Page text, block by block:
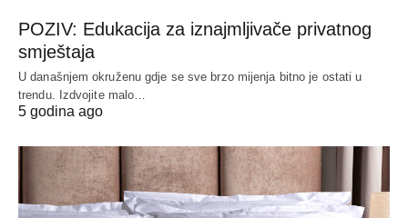
POZIV: Edukacija za iznajmljivače privatnog
smještaja
U današnjem okruženu gdje se sve brzo mijenja bitno je ostati u
trendu. Izdvojite malo…
5 godina ago